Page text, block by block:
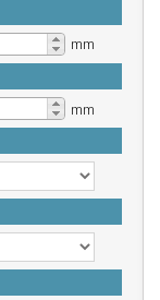
mm
mm